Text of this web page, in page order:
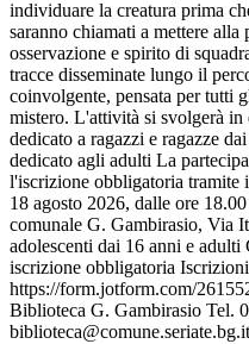
individuare la creatura prima
saranno chiamati a mettere
osservazione e spirito di
tracce disseminate lungo il
coinvolgente, pensata per tutti
mistero. L'attività si svolgerà
dedicato a ragazzi e ragazze
dedicato agli adulti La
l'iscrizione obbligatoria tramite
18 agosto 2026, dalle ore
comunale G. Gambirasio, Via
adolescenti dai 16 anni e adulti
iscrizione obbligatoria
https://form.jotform.com/
Biblioteca G. Gambirasio Tel.
biblioteca@comune.seriate.bg.it